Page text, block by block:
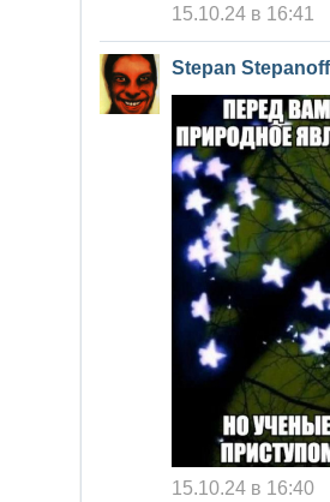
15.10.24 в 16:41
Stepan Stepanoff
15.10.24 в 16:40